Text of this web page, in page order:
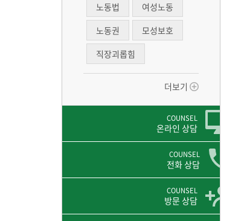
노동법
여성노동
노동권
모성보호
직장괴롭힘
더보기
COUNSEL
온라인 상담
COUNSEL
전화 상담
COUNSEL
방문 상담